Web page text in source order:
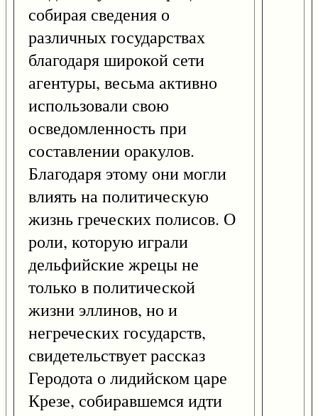
собирая сведения о
различных государствах
благодаря широкой сети
агентуры, весьма активно
использовали свою
осведомленность при
составлении оракулов.
Благодаря этому они могли
влиять на политическую
жизнь греческих полисов. О
роли, которую играли
дельфийские жрецы не
только в политической
жизни эллинов, но и
негреческих государств,
свидетельствует рассказ
Геродота о лидийском царе
Крезе, собиравшемся идти